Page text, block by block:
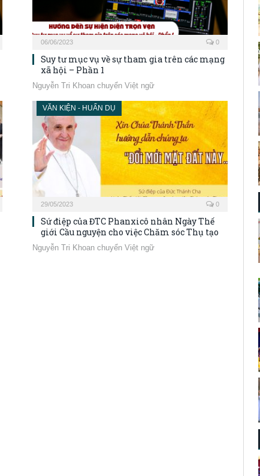
06/06/2023 0
Suy tư mục vụ về sự tham gia trên các mạng
xã hội – Phần 1
Nguyễn Tri Khoan chuyển Việt ngữ
VĂN KIỆN - HUẤN DỤ
29/05/2023 0
Sứ điệp của ĐTC Phanxicô nhân Ngày Thế
giới Cầu nguyện cho việc Chăm sóc Thụ tạo
Nguyễn Tri Khoan chuyển Việt ngữ